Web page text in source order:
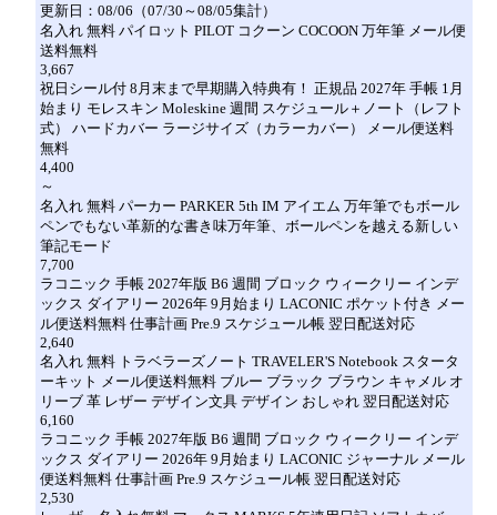
更新日：08/06（07/30～08/05集計）
名入れ 無料 パイロット PILOT コクーン COCOON 万年筆 メール便
送料無料
3,667
祝日シール付 8月末まで早期購入特典有！ 正規品 2027年 手帳 1月
始まり モレスキン Moleskine 週間 スケジュール＋ノート（レフト
式） ハードカバー ラージサイズ（カラーカバー） メール便送料
無料
4,400
～
名入れ 無料 パーカー PARKER 5th IM アイエム 万年筆でもボール
ペンでもない革新的な書き味万年筆、ボールペンを越える新しい
筆記モード
7,700
ラコニック 手帳 2027年版 B6 週間 ブロック ウィークリー インデ
ックス ダイアリー 2026年 9月始まり LACONIC ポケット付き メー
ル便送料無料 仕事計画 Pre.9 スケジュール帳 翌日配送対応
2,640
名入れ 無料 トラベラーズノート TRAVELER'S Notebook スタータ
ーキット メール便送料無料 ブルー ブラック ブラウン キャメル オ
リーブ 革 レザー デザイン文具 デザイン おしゃれ 翌日配送対応
6,160
ラコニック 手帳 2027年版 B6 週間 ブロック ウィークリー インデ
ックス ダイアリー 2026年 9月始まり LACONIC ジャーナル メール
便送料無料 仕事計画 Pre.9 スケジュール帳 翌日配送対応
2,530